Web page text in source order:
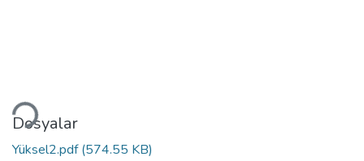
Dosyalar
Yüksel2.pdf(574.55 KB)